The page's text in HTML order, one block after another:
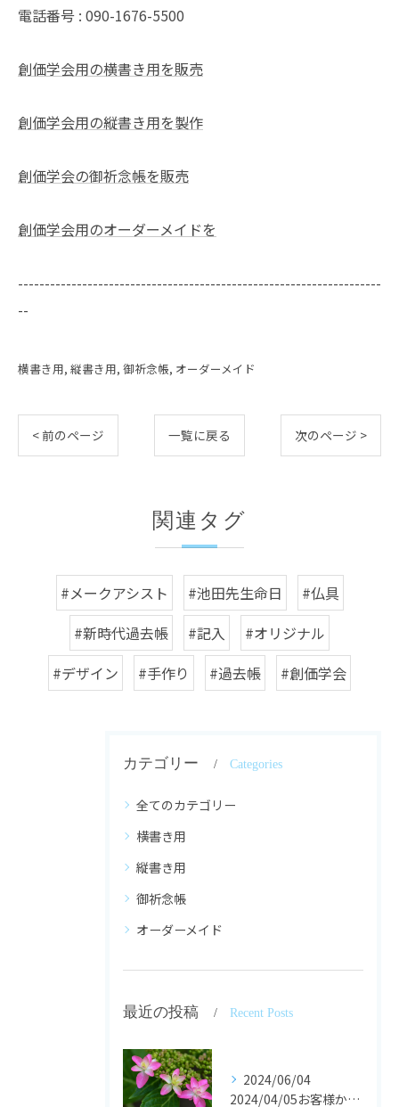
電話番号 : 090-1676-5500
創価学会用の横書き用を販売
創価学会用の縦書き用を製作
創価学会の御祈念帳を販売
創価学会用のオーダーメイドを
--------------------------------------------------------------------
--
横書き用 縦書き用 御祈念帳 オーダーメイド
< 前のページ 一覧に戻る 次のページ >
関連タグ
#メークアシスト #池田先生命日
#仏具
#新時代過去帳
#記入
#オリジナル
#デザイン
#手作り #過去帳 #創価学会
カテゴリー Categories
全てのカテゴリー
横書き用
縦書き用
御祈念帳
オーダーメイド
最近の投稿 Recent Posts
2024/06/04
2024/04/05お客様からの声です。